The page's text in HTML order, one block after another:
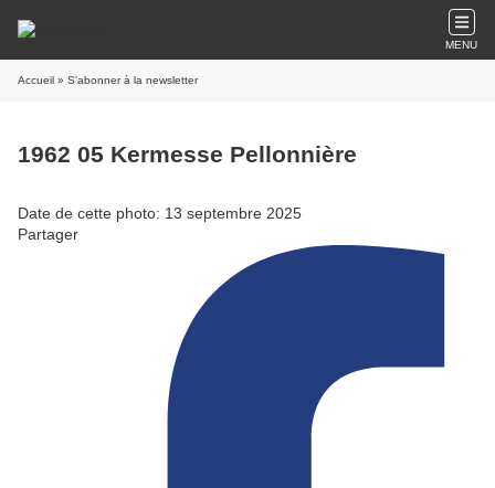
MENU
Accueil » S'abonner à la newsletter
1962 05 Kermesse Pellonnière
Date de cette photo: 13 septembre 2025
Partager